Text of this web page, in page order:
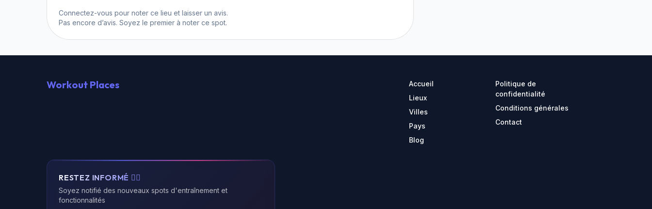
Connectez-vous pour noter ce lieu et laisser un avis.
Pas encore d’avis. Soyez le premier à noter ce spot.
Workout Places
Accueil
Lieux
Villes
Pays
Blog
Politique de
confidentialité
Conditions générales
Contact
RESTEZ INFORMÉ 🏃‍♂️
Soyez notifié des nouveaux spots d'entraînement et
fonctionnalités